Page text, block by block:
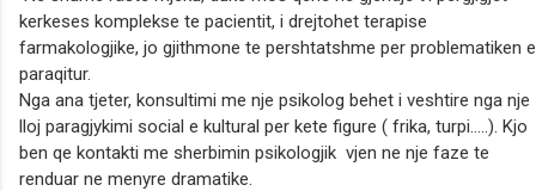
kerkeses komplekse te pacientit, i drejtohet terapise
farmakologjike, jo gjithmone te pershtatshme per problematiken e
paraqitur.
Nga ana tjeter, konsultimi me nje psikolog behet i veshtire nga nje
lloj paragjykimi social e kultural per kete figure ( frika, turpi…..). Kjo
ben qe kontakti me sherbimin psikologjik vjen ne nje faze te
renduar ne menyre dramatike.